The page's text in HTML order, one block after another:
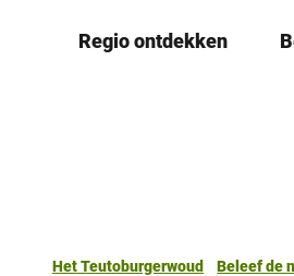
Regio ontdekken
Het Teutoburgerwoud Beleef de